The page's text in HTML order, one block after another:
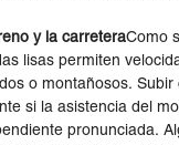
y la carreteraComo
lisas permiten
o montañosos.
si la asistencia del
pronunciada.